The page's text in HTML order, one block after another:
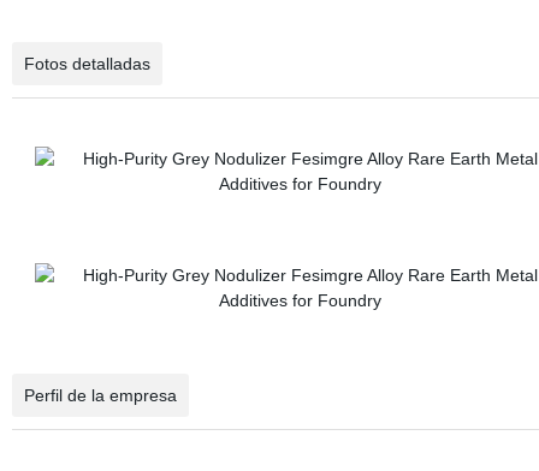
Fotos detalladas
Perfil de la empresa